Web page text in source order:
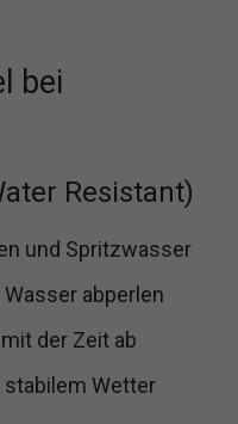
bei
Resistant)
und Spritzwasser
abperlen
der Zeit ab
stabilem Wetter